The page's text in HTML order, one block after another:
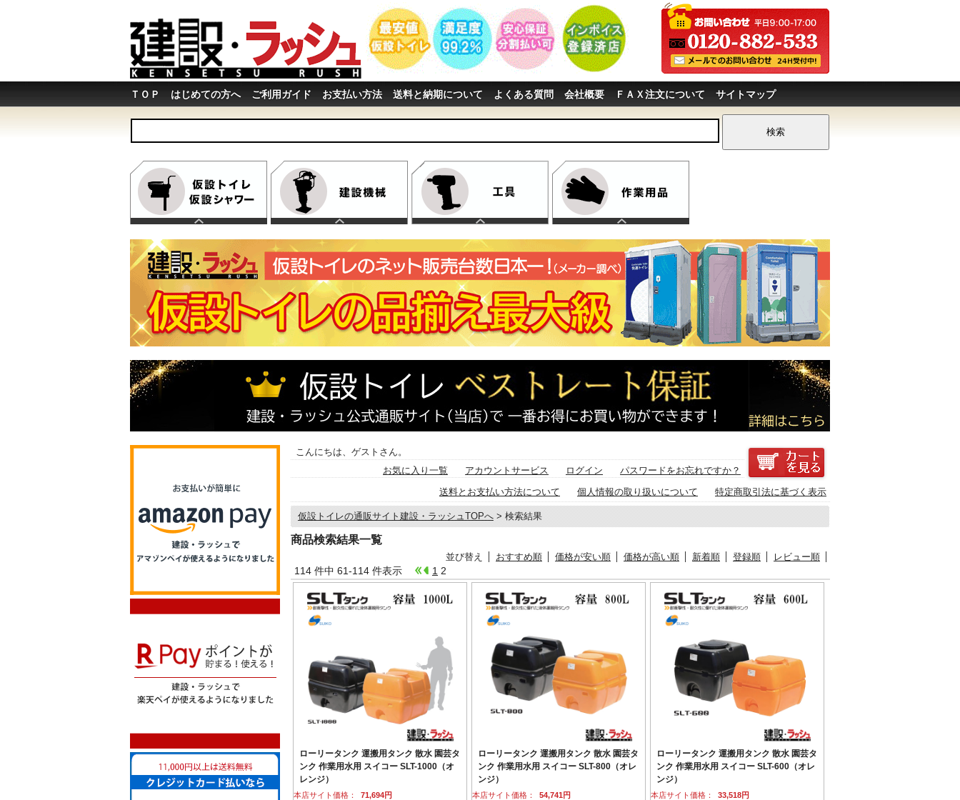
ＴＯＰ はじめての方へ ご利用ガイド お支払い方法 送料と納期について よくある質問 会社概要 ＦＡＸ注文について サイトマップ
こんにちは、ゲストさん。
お気に入り一覧
アカウントサービス ログイン
パスワードをお忘れですか？
送料とお支払い方法について
個人情報の取り扱いについて 特定商取引法に基づく表示
仮設トイレの通販サイト建設・ラッシュTOPへ> 検索結果
商品検索結果一覧
並び替え おすすめ順 価格が安い順 価格が高い順 新着順 登録順 レビュー順
114 件中 61-114 件表示 1 2
ローリータンク 運搬用タンク 散水 園芸タ
ンク 作業用水用 スイコー SLT-1000（オ
レンジ）
本店サイト価格： 71,694円
ローリータンク 運搬用タンク 散水 園芸タ
ンク 作業用水用 スイコー SLT-800（オレ
ンジ）
本店サイト価格： 54,741円
ローリータンク 運搬用タンク 散水 園芸タ
ンク 作業用水用 スイコー SLT-600（オレ
ンジ）
本店サイト価格： 33,518円